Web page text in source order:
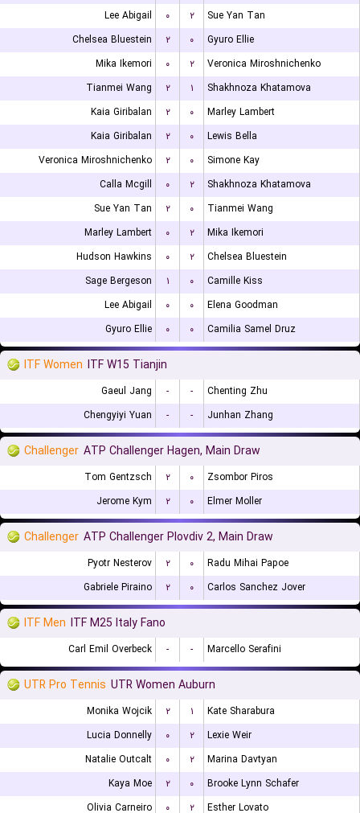
Lee Abigail
۰ ۲
Sue Yan Tan
Chelsea Bluestein
۲ ۰
Gyuro Ellie
Mika Ikemori
۰ ۲
Veronica Miroshnichenko
Tianmei Wang
۲ ۱
Shakhnoza Khatamova
Kaia Giribalan
۲ ۰
Marley Lambert
Kaia Giribalan
۲ ۰
Lewis Bella
Veronica Miroshnichenko
۲ ۰
Simone Kay
Calla Mcgill
۰ ۲
Shakhnoza Khatamova
Sue Yan Tan
۲ ۰
Tianmei Wang
Marley Lambert
۰ ۲
Mika Ikemori
Hudson Hawkins
۰ ۲
Chelsea Bluestein
Sage Bergeson
۱ ۰
Camille Kiss
Lee Abigail
۰ ۰
Elena Goodman
Gyuro Ellie
۰ ۰ Camilia Samel Druz
ITF Women ITF W15 Tianjin
Gaeul Jang - -
Chenting Zhu
Chengyiyi Yuan
- - Junhan Zhang
Challenger ATP Challenger Hagen, Main Draw
Tom Gentzsch ۲ ۰
Zsombor Piros
Jerome Kym
۲ ۰ Elmer Moller
Challenger ATP Challenger Plovdiv 2, Main Draw
Pyotr Nesterov ۲ ۰
Radu Mihai Papoe
Gabriele Piraino
۲ ۰ Carlos Sanchez Jover
ITF Men ITF M25 Italy Fano
Carl Emil Overbeck - - Marcello Serafini
UTR Pro Tennis UTR Women Auburn
Monika Wojcik ۲ ۱
Kate Sharabura
Lucia Donnelly
۰ ۲
Lexie Weir
Natalie Outcalt
۰ ۲
Marina Davtyan
Kaya Moe
۲ ۰
Brooke Lynn Schafer
Olivia Carneiro
۰ ۲ Esther Lovato